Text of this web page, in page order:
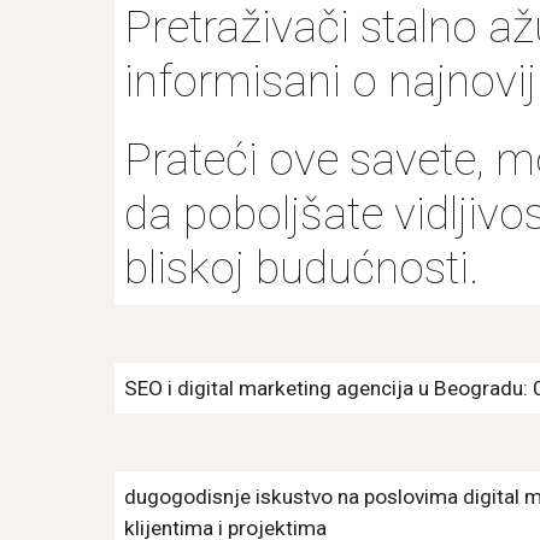
Pretraživači stalno
informisani o
Prateći ove savete,
da poboljšate
bliskoj budućnosti.
SEO i digital marketing agencija u
dugogodisnje iskustvo na poslovima digital
klijentima i projektima